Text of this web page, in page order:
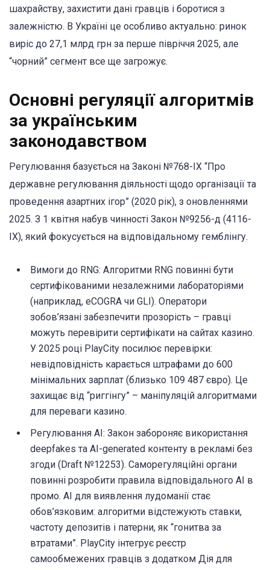
шахрайству, захистити дані гравців і боротися з
залежністю. В Україні це особливо актуально: ринок
виріс до 27,1 млрд грн за перше півріччя 2025, але
“чорний” сегмент все ще загрожує.
Основні регуляції алгоритмів
за українським
законодавством
Регулювання базується на Законі №768-IX “Про
державне регулювання діяльності щодо організації та
проведення азартних ігор” (2020 рік), з оновленнями
2025. З 1 квітня набув чинності Закон №9256-д (4116-
IX), який фокусується на відповідальному гемблінгу.
Вимоги до RNG: Алгоритми RNG повинні бути
сертифікованими незалежними лабораторіями
(наприклад, eCOGRA чи GLI). Оператори
зобов’язані забезпечити прозорість – гравці
можуть перевірити сертифікати на сайтах казино.
У 2025 році PlayCity посилює перевірки:
невідповідність карається штрафами до 600
мінімальних зарплат (близько 109 487 євро). Це
захищає від “риггінгу” – маніпуляцій алгоритмами
для переваги казино.
Регулювання AI: Закон забороняє використання
deepfakes та AI-generated контенту в рекламі без
згоди (Draft №12253). Саморегуляційні органи
повинні розробити правила відповідального AI в
промо. AI для виявлення лудоманії стає
обов’язковим: алгоритми відстежують ставки,
частоту депозитів і патерни, як “гонитва за
втратами”. PlayCity інтегрує реєстр
самообмежених гравців з додатком Дія для